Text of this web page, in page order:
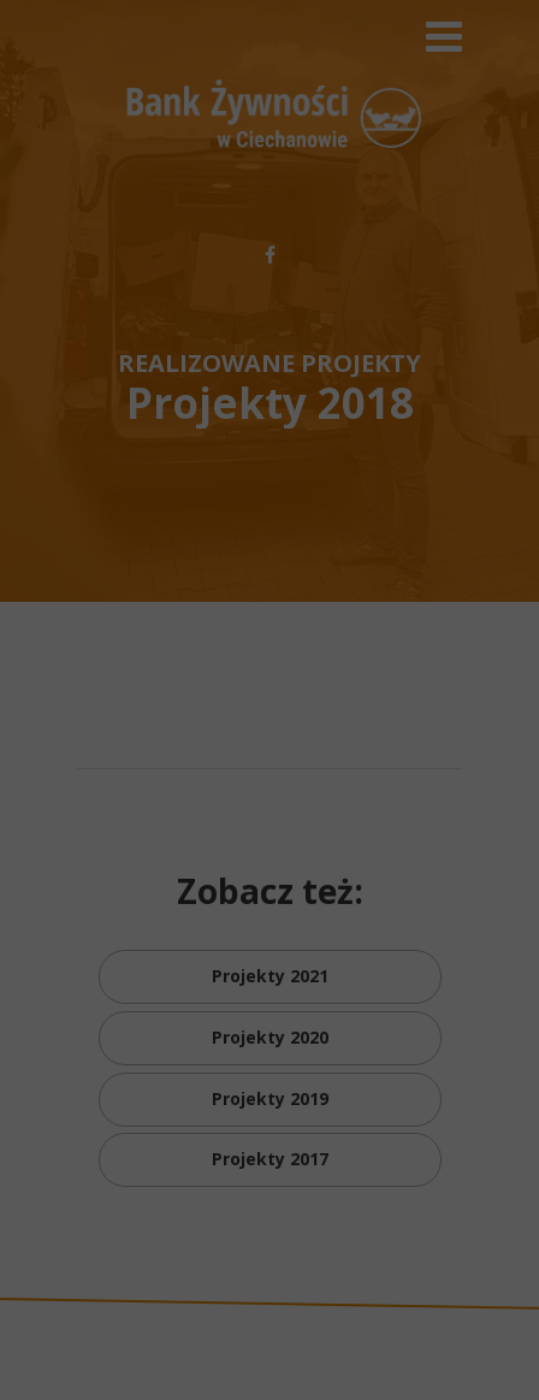
Projekty 2021
Projekty 2017
Projekty 2019
Projekty 2020
Zobacz też:
REALIZOWANE PROJEKTY
Projekty 2018